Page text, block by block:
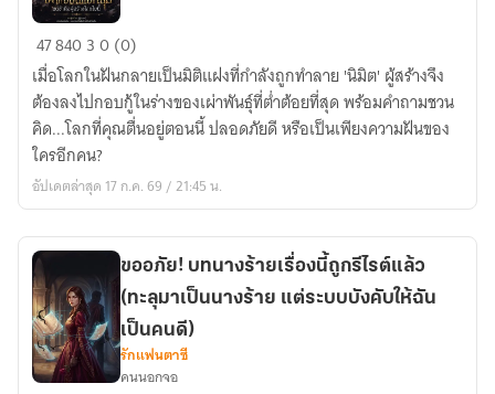
«เกิด
ใหม่
เป็น
เผ่า
ที่
อ่อนแอ
ที่สุด
ข้า
คือ
ผู้
สร้าง
โลก
ใบ
4784030 (0)
เมื่อโลกในฝันกลายเป็นมิติแฝงที่กำลังถูกทำลาย 'นิมิต' ผู้สร้างจึง
ต้องลงไปกอบกู้ในร่างของเผ่าพันธุ์ที่ต่ำต้อยที่สุด พร้อมคำถามชวน
คิด...โลกที่คุณตื่นอยู่ตอนนี้ ปลอดภัยดี หรือเป็นเพียงความฝันของ
ใครอีกคน?
อัปเดตล่าสุด 17 ก.ค. 69 / 21:45 น.
ขออภัย! บทนางร้ายเรื่องนี้ถูกรีไรต์แล้ว
(ทะลุมาเป็นนางร้าย แต่ระบบบังคับให้ฉัน
เป็นคนดี)
รักแฟนตาซี
คนนอกจอ